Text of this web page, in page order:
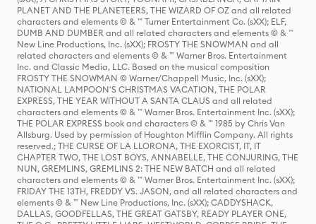
PLANET AND THE PLANETEERS, THE WIZARD OF OZ and all related
characters and elements © & ™ Turner Entertainment Co. (sXX); ELF,
DUMB AND DUMBER and all related characters and elements © & ™
New Line Productions, Inc. (sXX); FROSTY THE SNOWMAN and all
related characters and elements © & ™ Warner Bros. Entertainment
Inc. and Classic Media, LLC. Based on the musical composition
FROSTY THE SNOWMAN © Warner/Chappell Music, Inc. (sXX);
NATIONAL LAMPOON'S CHRISTMAS VACATION, THE POLAR
EXPRESS, THE YEAR WITHOUT A SANTA CLAUS and all related
characters and elements © & ™ Warner Bros. Entertainment Inc. (sXX);
THE POLAR EXPRESS book and characters © & ™ 1985 by Chris Van
Allsburg. Used by permission of Houghton Mifflin Company. All rights
reserved.; THE CURSE OF LA LLORONA, THE EXORCIST, IT, IT
CHAPTER TWO, THE LOST BOYS, ANNABELLE, THE CONJURING, THE
NUN, GREMLINS, GREMLINS 2: THE NEW BATCH and all related
characters and elements © & ™ Warner Bros. Entertainment Inc. (sXX);
FRIDAY THE 13TH, FREDDY VS. JASON, and all related characters and
elements © & ™ New Line Productions, Inc. (sXX); CADDYSHACK,
DALLAS, GOODFELLAS, THE GREAT GATSBY, READY PLAYER ONE,